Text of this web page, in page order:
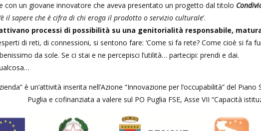
con un giovane innovatore che aveva presentato un progetto dal titolo
il sapere che è cifra di chi eroga il prodotto o servizio culturale’.
processi di possibilità su una genitorialità responsabile,
di reti, di connessioni, si sentono fare: ‘Come si fa rete? Come cioè si fa
da sole. Se ci stai e ne percepisci l’utilità… partecipi: prendi e dai.
è un’attività inserita nell’Azione “Innovazione per l’occupabilità” del
Puglia e cofinanziata a valere sul PO Puglia FSE, Asse VII “Capacità